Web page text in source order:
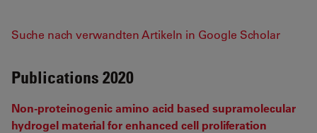
Suche nach verwandten Artikeln in Google Scholar
Publications 2020
Non-proteinogenic amino acid based supramolecular
hydrogel material for enhanced cell proliferation